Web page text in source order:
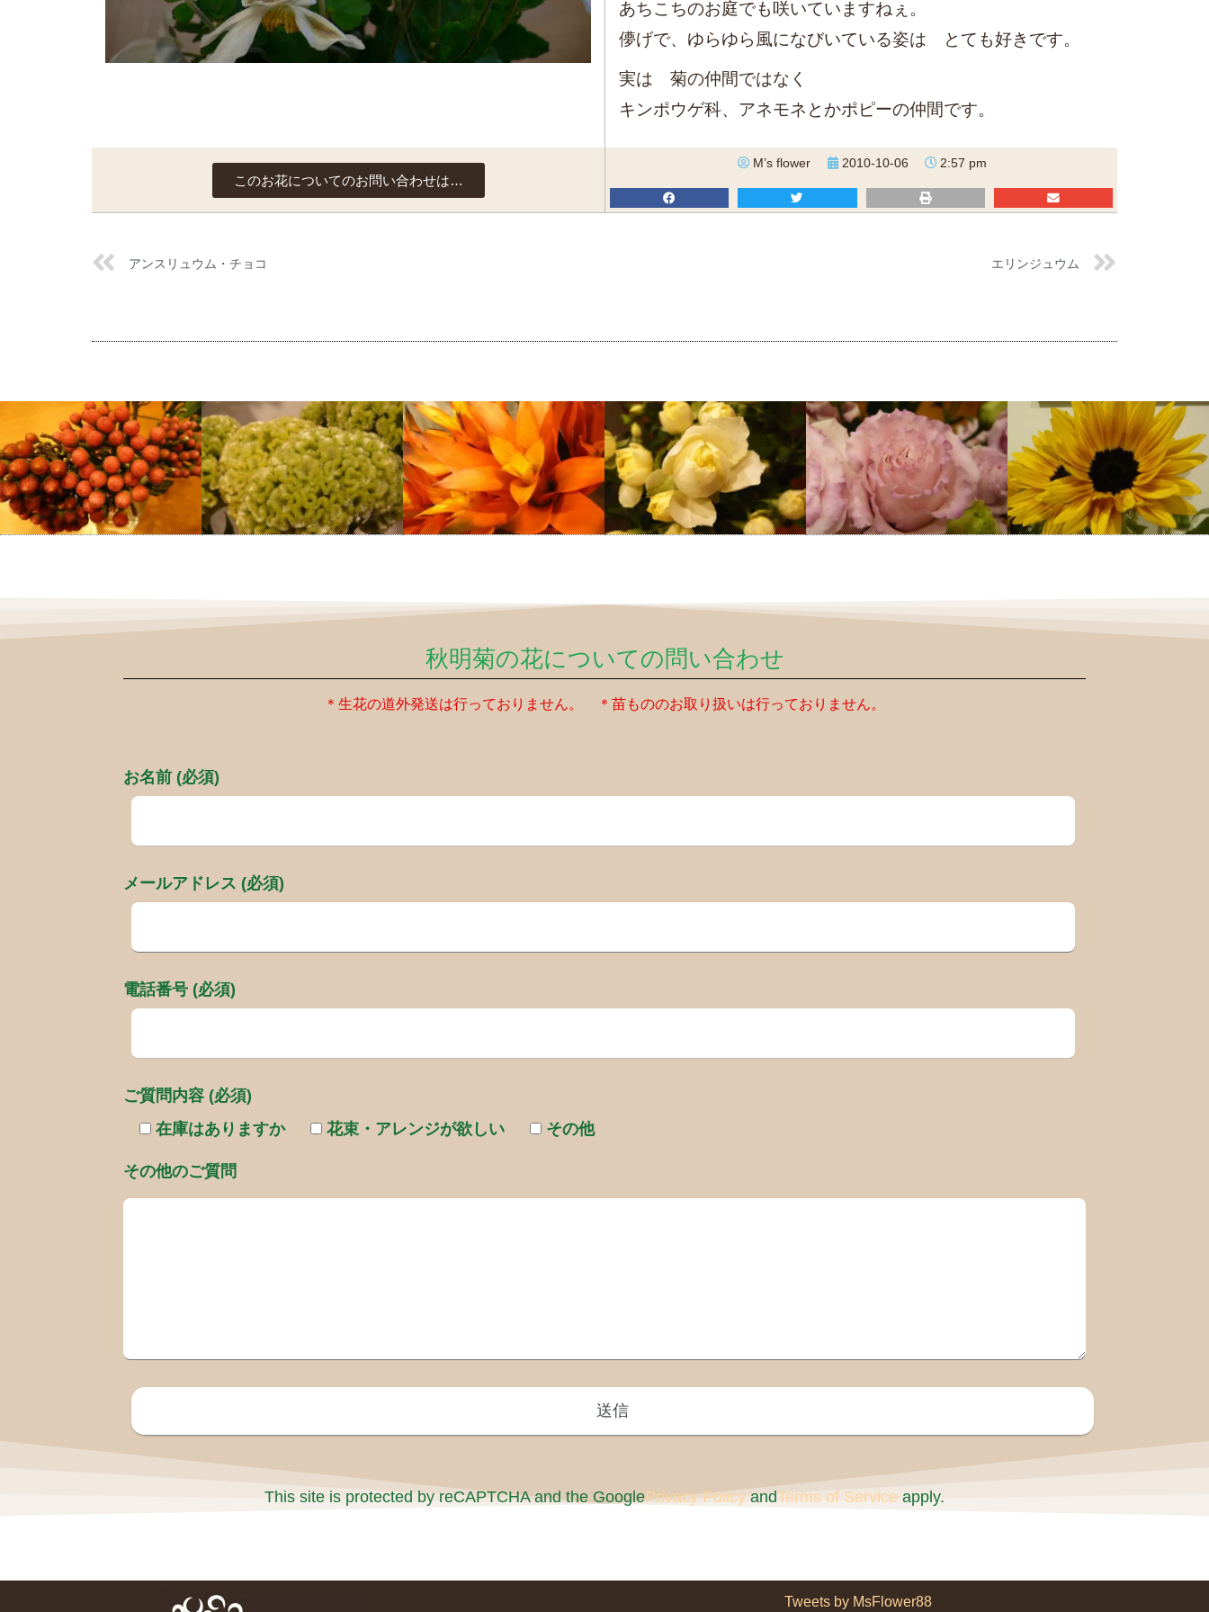
あちこちのお庭でも咲いていますねぇ。
儚げで、ゆらゆら風になびいている姿は とても好きです。
実は 菊の仲間ではなく
キンポウゲ科、アネモネとかポピーの仲間です。
このお花についてのお問い合わせは…
M’s flower 2010-10-06 2:57 pm
アンスリュウム・チョコ エリンジュウム
秋明菊の花についての問い合わせ
＊生花の道外発送は行っておりません。 ＊苗もののお取り扱いは行っておりません。
お名前 (必須)
メールアドレス (必須)
電話番号 (必須)
ご質問内容 (必須)
在庫はありますか
花束・アレンジが欲しい その他
その他のご質問
This site is protected by reCAPTCHA and the GooglePrivacy Policy andTerms of Service apply.
Tweets by MsFlower88